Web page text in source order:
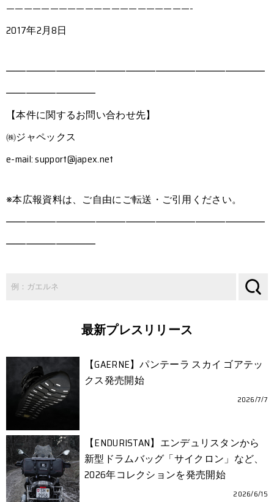
—————————————————————-
2017年2月8日
――――――――――――――――――――――――――
―――――――――
【本件に関するお問い合わせ先】
㈱ジャペックス
e-mail: support@japex.net
※本広報資料は、ご自由にご転送・ご引用ください。
――――――――――――――――――――――――――
―――――――――
最新プレスリリース
【GAERNE】パンテーラ スカイ ゴアテッ
クス発売開始
2026/7/7
【ENDURISTAN】エンデュリスタンから
新型ドラムバッグ「サイクロン」など、
2026年コレクションを発売開始
2026/6/15